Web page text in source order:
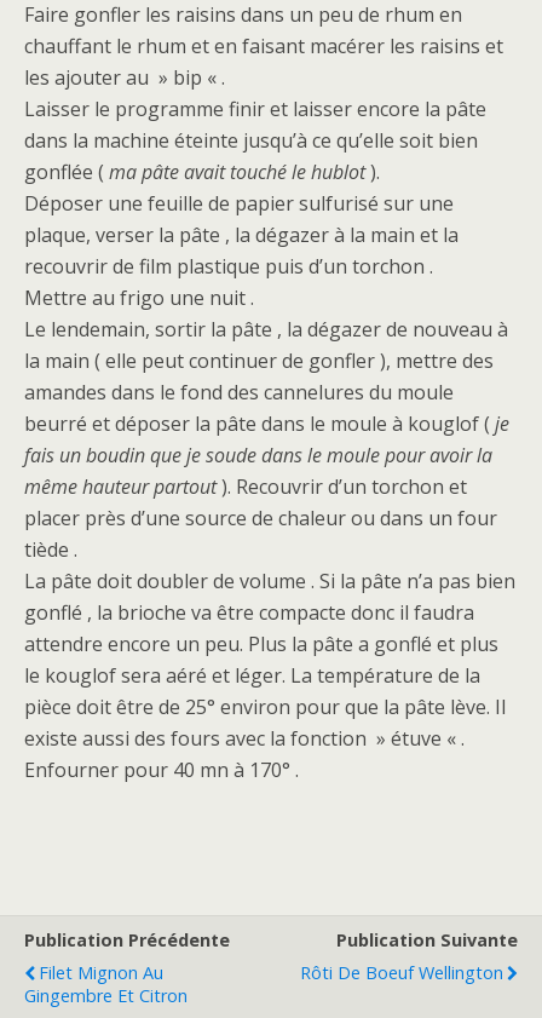
Faire gonfler les raisins dans un peu de rhum en
chauffant le rhum et en faisant macérer les raisins et
les ajouter au » bip « .
Laisser le programme finir et laisser encore la pâte
dans la machine éteinte jusqu’à ce qu’elle soit bien
gonflée ( ma pâte avait touché le hublot).
Déposer une feuille de papier sulfurisé sur une
plaque, verser la pâte , la dégazer à la main et la
recouvrir de film plastique puis d’un torchon .
Mettre au frigo une nuit .
Le lendemain, sortir la pâte , la dégazer de nouveau à
la main ( elle peut continuer de gonfler ), mettre des
amandes dans le fond des cannelures du moule
beurré et déposer la pâte dans le moule à kouglof ( je
fais un boudin que je soude dans le moule pour avoir la
même hauteur partout). Recouvrir d’un torchon et
placer près d’une source de chaleur ou dans un four
tiède .
La pâte doit doubler de volume . Si la pâte n’a pas bien
gonflé , la brioche va être compacte donc il faudra
attendre encore un peu. Plus la pâte a gonflé et plus
le kouglof sera aéré et léger. La température de la
pièce doit être de 25° environ pour que la pâte lève. Il
existe aussi des fours avec la fonction » étuve « .
Enfourner pour 40 mn à 170° .
Publication Précédente
Filet Mignon Au
Gingembre Et Citron
Publication Suivante
Rôti De Boeuf Wellington